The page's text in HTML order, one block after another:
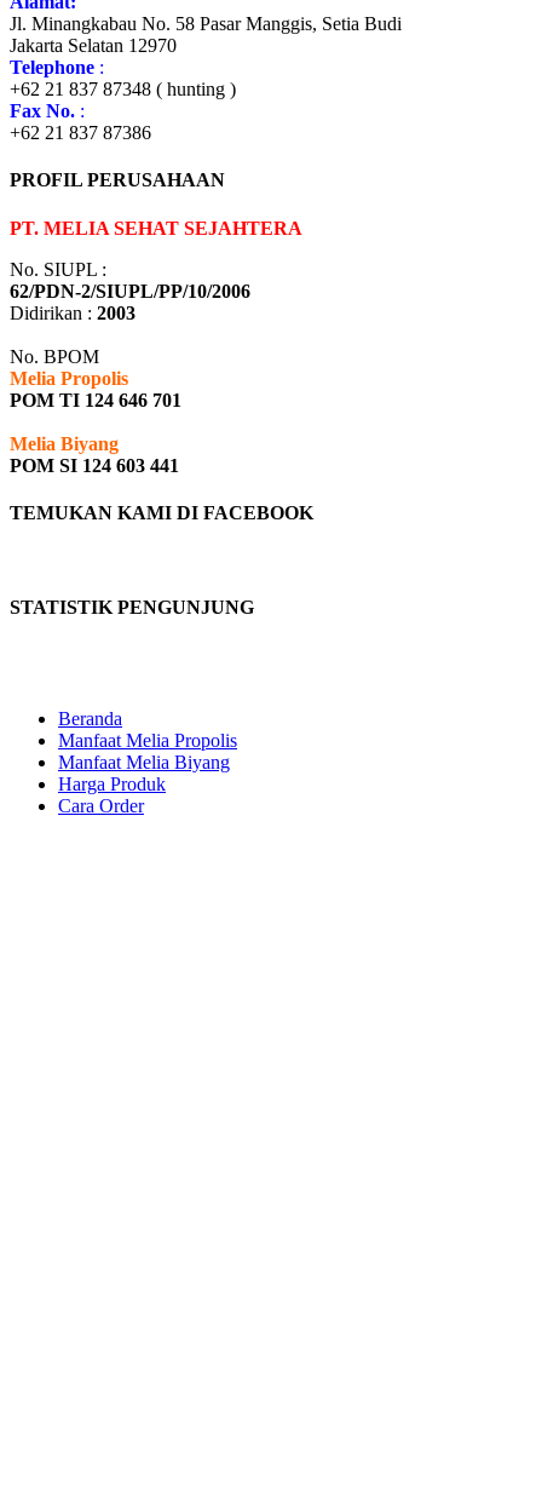
Jl. Minangkabau No. 58 Pasar Manggis, Setia Budi
Jakarta Selatan 12970
Telephone :
+62 21 837 87348 ( hunting )
Fax No. :
+62 21 837 87386
PROFIL PERUSAHAAN
PT. MELIA SEHAT SEJAHTERA
No. SIUPL :
62/PDN-2/SIUPL/PP/10/2006
Didirikan : 2003
No. BPOM
Melia Propolis
POM TI 124 646 701
Melia Biyang
POM SI 124 603 441
TEMUKAN KAMI DI FACEBOOK
STATISTIK PENGUNJUNG
Beranda
Manfaat Melia Propolis
Manfaat Melia Biyang
Harga Produk
Cara Order